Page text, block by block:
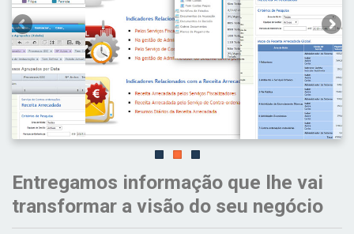
Entregamos informação que lhe vai
transformar a visão do seu negócio